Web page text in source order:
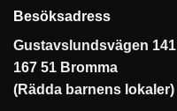
Besöksadress
Gustavslundsvägen 141
167 51 Bromma
(Rädda barnens lokaler)